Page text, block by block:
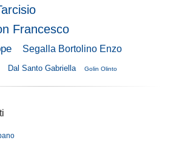
Francesco
Segalla Bortolino Enzo
Dal Santo Gabriella Golin Olinto